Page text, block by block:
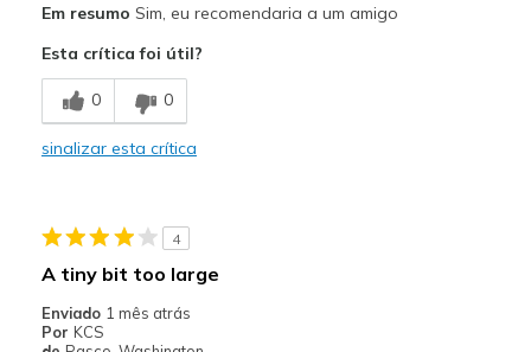
Comfortable
Durable
Width Feels true to width
Em resumo Sim, eu recomendaria a um amigo
Esta crítica foi útil?
0 0
sinalizar esta crítica
4
A tiny bit too large
Enviado 1 mês atrás
Por KCS